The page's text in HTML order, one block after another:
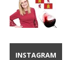
INSTAGRAM